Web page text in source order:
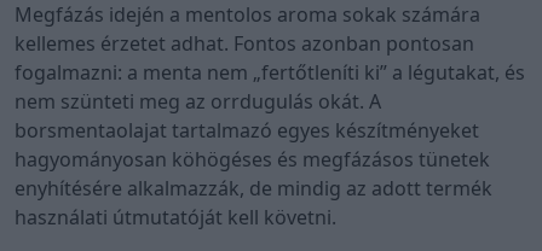
Megfázás idején a mentolos aroma sokak számára
kellemes érzetet adhat. Fontos azonban pontosan
fogalmazni: a menta nem „fertőtleníti ki” a légutakat, és
nem szünteti meg az orrdugulás okát. A
borsmentaolajat tartalmazó egyes készítményeket
hagyományosan köhögéses és megfázásos tünetek
enyhítésére alkalmazzák, de mindig az adott termék
használati útmutatóját kell követni.